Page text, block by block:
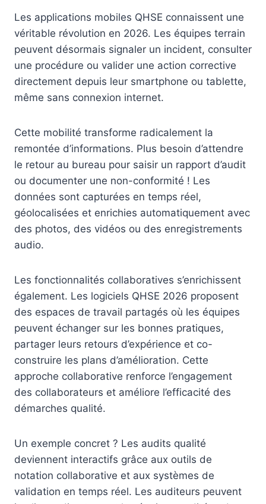
Les applications mobiles QHSE connaissent une
véritable révolution en 2026. Les équipes terrain
peuvent désormais signaler un incident, consulter
une procédure ou valider une action corrective
directement depuis leur smartphone ou tablette,
même sans connexion internet.
Cette mobilité transforme radicalement la
remontée d’informations. Plus besoin d’attendre
le retour au bureau pour saisir un rapport d’audit
ou documenter une non-conformité ! Les
données sont capturées en temps réel,
géolocalisées et enrichies automatiquement avec
des photos, des vidéos ou des enregistrements
audio.
Les fonctionnalités collaboratives s’enrichissent
également. Les logiciels QHSE 2026 proposent
des espaces de travail partagés où les équipes
peuvent échanger sur les bonnes pratiques,
partager leurs retours d’expérience et co-
construire les plans d’amélioration. Cette
approche collaborative renforce l’engagement
des collaborateurs et améliore l’efficacité des
démarches qualité.
Un exemple concret ? Les audits qualité
deviennent interactifs grâce aux outils de
notation collaborative et aux systèmes de
validation en temps réel. Les auditeurs peuvent